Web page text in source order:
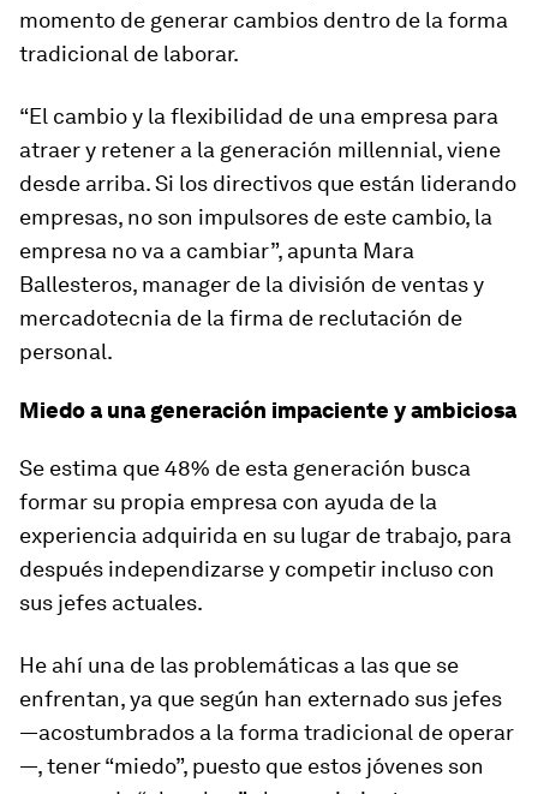
momento de generar cambios dentro de la forma
tradicional de laborar.
“El cambio y la flexibilidad de una empresa para
atraer y retener a la generación millennial,viene
desde arriba. Si los directivos que están liderando
empresas, no son impulsores de este cambio, la
empresa no va a cambiar”, apunta Mara
Ballesteros, manager de la división de ventas y
mercadotecnia de la firma de reclutación de
personal.
Miedo a una generación impaciente y ambiciosa
Se estima que 48% de esta generación busca
formar su propia empresa con ayuda de la
experiencia adquirida en su lugar de trabajo, para
después independizarse y competir incluso con
sus jefes actuales.
He ahí una de las problemáticas a las que se
enfrentan, ya que según han externado sus jefes
—acostumbrados a la forma tradicional de operar
—, tener “miedo”, puesto que estos jóvenes son